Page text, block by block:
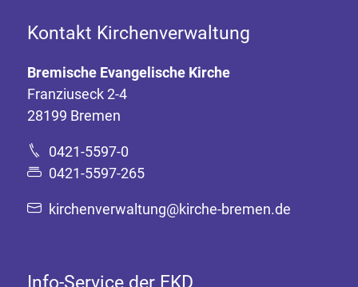
Kontakt Kirchenverwaltung
Bremische Evangelische Kirche
Franziuseck 2-4
28199 Bremen
0421-5597-0
0421-5597-265
kirchenverwaltung@kirche-bremen.de
Info-Service der EKD